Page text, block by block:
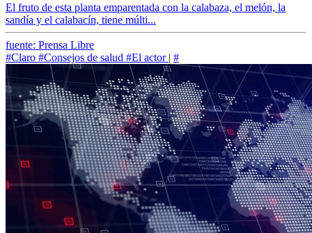
El fruto de esta planta emparentada con la calabaza, el melón, la
sandía y el calabacín, tiene múlti...
fuente: Prensa Libre
#Claro #Consejos de salud #El actor | #